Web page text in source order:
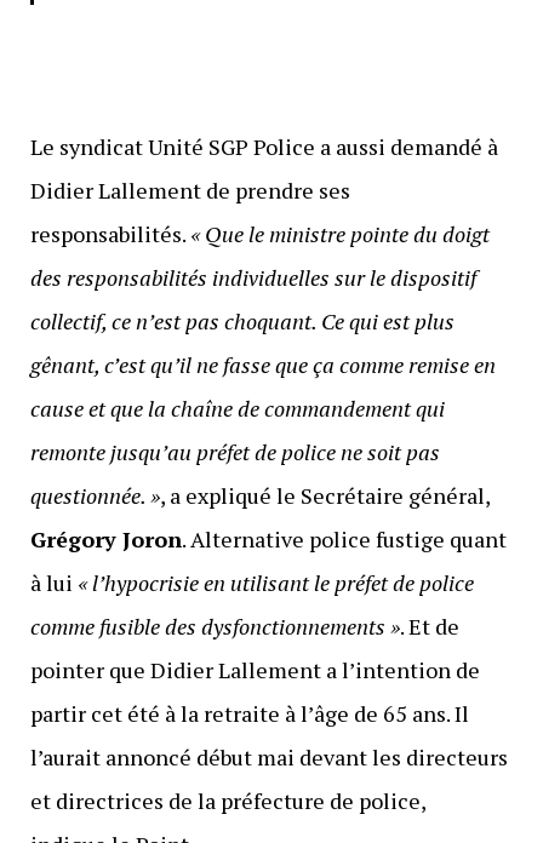
Le syndicat Unité SGP Police a aussi demandé à
Didier Lallement de prendre ses
responsabilités. «Que le ministre pointe du doigt
des responsabilités individuelles sur le dispositif
collectif, ce n’est pas choquant. Ce qui est plus
gênant, c’est qu’il ne fasse que ça comme remise en
cause et que la chaîne de commandement qui
remonte jusqu’au préfet de police ne soit pas
questionnée. », a expliqué le Secrétaire général,
Grégory Joron. Alternative police fustige quant
à lui «l’hypocrisie en utilisant le préfet de police
comme fusible des dysfonctionnements ». Et de
pointer que Didier Lallement a l’intention de
partir cet été à la retraite à l’âge de 65 ans. Il
l’aurait annoncé début mai devant les directeurs
et directrices de la préfecture de police,